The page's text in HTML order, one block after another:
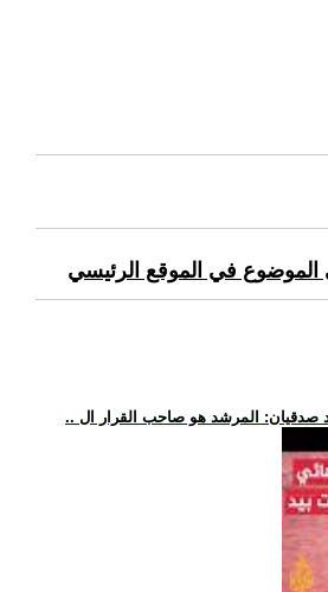
الموضوع في الموقع الرئيسي
صدقيان: المرشد هو صاحب القرار ال